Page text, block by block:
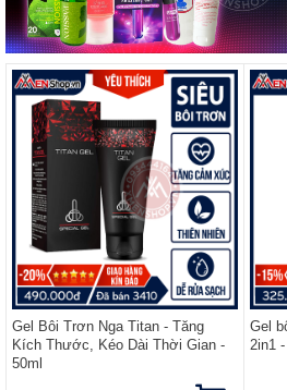
Gel Bôi Trơn Nga Titan - Tăng
Kích Thước, Kéo Dài Thời Gian -
50ml
Gel
2in1 -